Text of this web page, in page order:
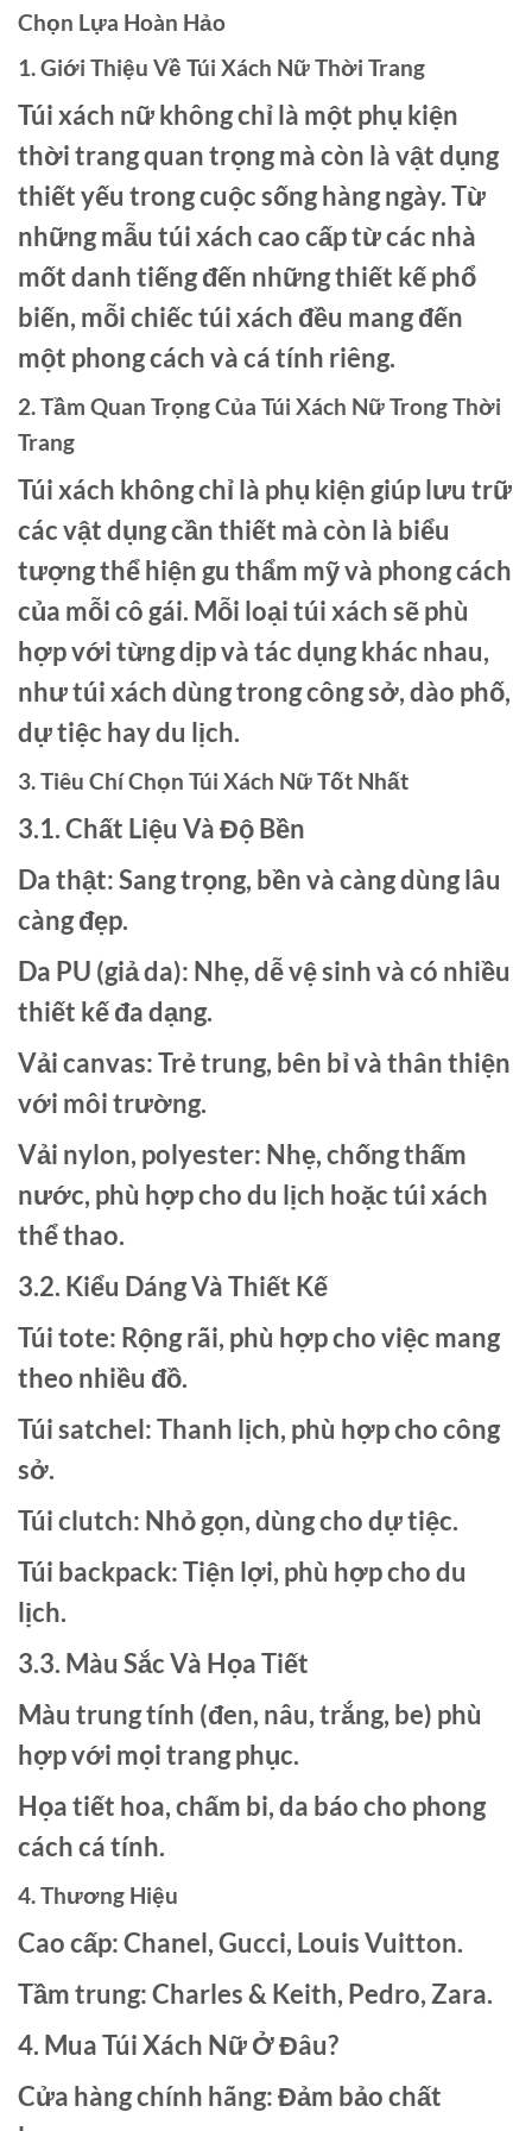
Chọn Lựa Hoàn Hảo
1. Giới Thiệu Về Túi Xách Nữ Thời Trang
Túi xách nữ không chỉ là một phụ kiện
thời trang quan trọng mà còn là vật dụng
thiết yếu trong cuộc sống hàng ngày. Từ
những mẫu túi xách cao cấp từ các nhà
mốt danh tiếng đến những thiết kế phổ
biến, mỗi chiếc túi xách đều mang đến
một phong cách và cá tính riêng.
2. Tầm Quan Trọng Của Túi Xách Nữ Trong Thời
Trang
Túi xách không chỉ là phụ kiện giúp lưu trữ
các vật dụng cần thiết mà còn là biểu
tượng thể hiện gu thẩm mỹ và phong cách
của mỗi cô gái. Mỗi loại túi xách sẽ phù
hợp với từng dịp và tác dụng khác nhau,
như túi xách dùng trong công sở, dào phố,
dự tiệc hay du lịch.
3. Tiêu Chí Chọn Túi Xách Nữ Tốt Nhất
3.1. Chất Liệu Và Độ Bền
Da thật: Sang trọng, bền và càng dùng lâu
càng đẹp.
Da PU (giả da): Nhẹ, dễ vệ sinh và có nhiều
thiết kế đa dạng.
Vải canvas: Trẻ trung, bên bỉ và thân thiện
với môi trường.
Vải nylon, polyester: Nhẹ, chống thấm
nước, phù hợp cho du lịch hoặc túi xách
thể thao.
3.2. Kiểu Dáng Và Thiết Kế
Túi tote: Rộng rãi, phù hợp cho việc mang
theo nhiều đồ.
Túi satchel: Thanh lịch, phù hợp cho công
sở.
Túi clutch: Nhỏ gọn, dùng cho dự tiệc.
Túi backpack: Tiện lợi, phù hợp cho du
lịch.
3.3. Màu Sắc Và Họa Tiết
Màu trung tính (đen, nâu, trắng, be) phù
hợp với mọi trang phục.
Họa tiết hoa, chấm bi, da báo cho phong
cách cá tính.
4. Thương Hiệu
Cao cấp: Chanel, Gucci, Louis Vuitton.
Tầm trung: Charles & Keith, Pedro, Zara.
4. Mua Túi Xách Nữ Ở Đâu?
Cửa hàng chính hãng: Đảm bảo chất